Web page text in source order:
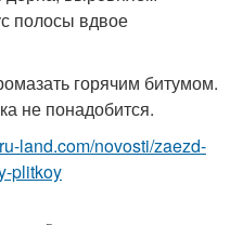
полосы вдвое
горячим битумом.
не понадобится.
land.com/novosti/zaezd-
plitkoy